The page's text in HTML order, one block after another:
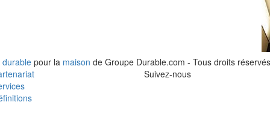
pour la maison de Groupe Durable.com - Tous droits
Suivez-nous